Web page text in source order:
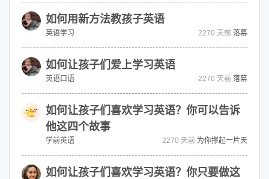
如何用新方法教孩子英语
英语学习 2270 天前 落幕
如何让孩子们爱上学习英语
英语口语 2270 天前 落幕
如何让孩子们喜欢学习英语？你可以告诉
他这四个故事
学前英语 2270 天前 为你撑起一片天
如何让孩子们喜欢学习英语？你只要做这